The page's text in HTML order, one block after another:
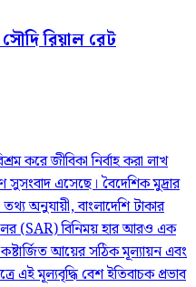
রিয়াল রেট
করে জীবিকা নির্বাহ করা লাখ
সুসংবাদ এসেছে। বৈদেশিক মুদ্রার
অনুযায়ী, বাংলাদেশি টাকার
(SAR) বিনিময় হার আরও এক
কষ্টার্জিত আয়ের সঠিক মূল্যায়ন এবং
এই মূল্যবৃদ্ধি বেশ ইতিবাচক প্রভাব